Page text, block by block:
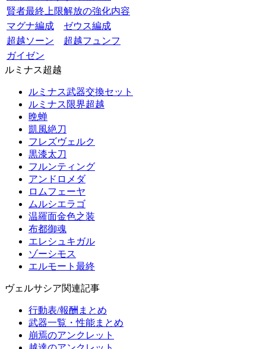
賢者最終上限解放の強化内容
マグナ編成
ゼウス編成
超越ソーン
超越フュンフ
ガイゼン
ルミナス超越
ルミナス武器交換セット
ルミナス限界超越
晩蝉
凱風絶刀
フレズヴェルク
黒漆太刀
フルンティング
アンドロメダ
ロムフェーヤ
ムルシエラゴ
温羅面金色之装
布都御魂
エレシュキガル
ゾーシモス
エルモート最終
ヴェルサシア関連記事
行動表/報酬まとめ
武器一覧・性能まとめ
崩焉のアンクレット